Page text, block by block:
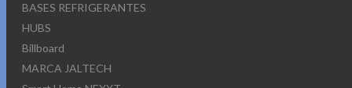
BASES REFRIGERANTES
HUBS
Billboard
MARCA JALTECH